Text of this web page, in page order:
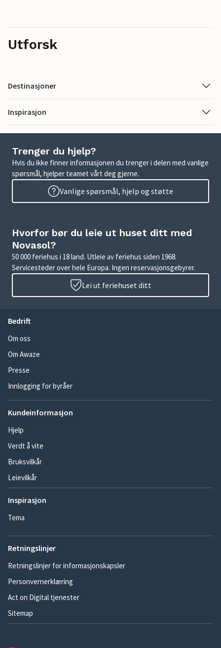
Utforsk
Destinasjoner
Inspirasjon
Trenger du hjelp?
Hvis du ikke finner informasjonen du trenger i delen med vanlige
spørsmål, hjelper teamet vårt deg gjerne.
Vanlige spørsmål, hjelp og støtte
Hvorfor bør du leie ut huset ditt med
Novasol?
50 000 feriehus i 18 land. Utleie av feriehus siden 1968.
Servicesteder over hele Europa. Ingen reservasjonsgebyrer.
Lei ut feriehuset ditt
Bedrift
Om oss
Om Awaze
Presse
Innlogging for byråer
Kundeinformasjon
Hjelp
Verdt å vite
Bruksvilkår
Leievilkår
Inspirasjon
Tema
Retningslinjer
Retningslinjer for informasjonskapsler
Personvernerklæring
Act on Digital tjenester
Sitemap